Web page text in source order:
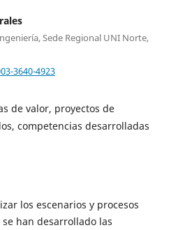
Sede Regional UNI Norte,
3640-4923
de valor, proyectos de
competencias desarrolladas
los escenarios y procesos
han desarrollado las